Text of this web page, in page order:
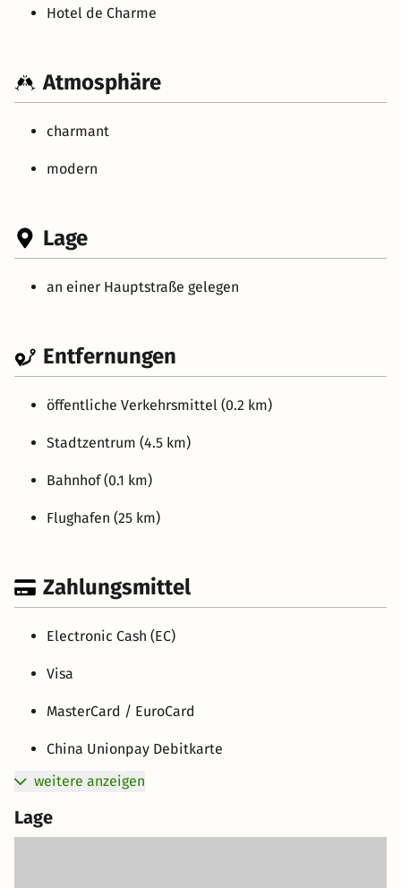
Hotel de Charme
Atmosphäre
charmant
modern
Lage
an einer Hauptstraße gelegen
Entfernungen
öffentliche Verkehrsmittel (0.2 km)
Stadtzentrum (4.5 km)
Bahnhof (0.1 km)
Flughafen (25 km)
Zahlungsmittel
Electronic Cash (EC)
Visa
MasterCard / EuroCard
China Unionpay Debitkarte
weitere anzeigen
Lage